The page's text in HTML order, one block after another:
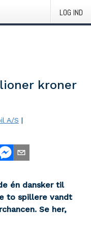
LOG IND
kroner
A/S |
én dansker til
to spillere vandt
Se her,